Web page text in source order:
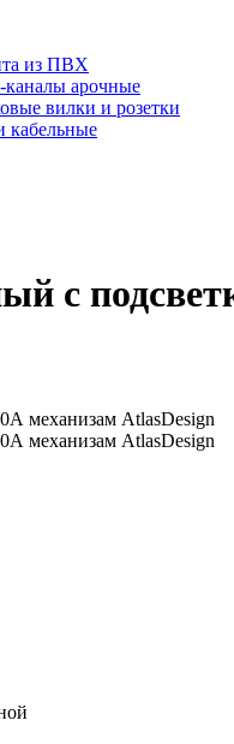
из ПВХ
каналы арочные
вилки и розетки
кабельные
с